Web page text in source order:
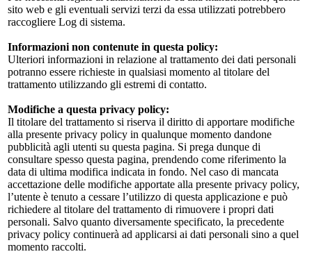
sito web e gli eventuali servizi terzi da essa utilizzati potrebbero
raccogliere Log di sistema.
Informazioni non contenute in questa policy:
Ulteriori informazioni in relazione al trattamento dei dati personali
potranno essere richieste in qualsiasi momento al titolare del
trattamento utilizzando gli estremi di contatto.
Modifiche a questa privacy policy:
Il titolare del trattamento si riserva il diritto di apportare modifiche
alla presente privacy policy in qualunque momento dandone
pubblicità agli utenti su questa pagina. Si prega dunque di
consultare spesso questa pagina, prendendo come riferimento la
data di ultima modifica indicata in fondo. Nel caso di mancata
accettazione delle modifiche apportate alla presente privacy policy,
l’utente è tenuto a cessare l’utilizzo di questa applicazione e può
richiedere al titolare del trattamento di rimuovere i propri dati
personali. Salvo quanto diversamente specificato, la precedente
privacy policy continuerà ad applicarsi ai dati personali sino a quel
momento raccolti.